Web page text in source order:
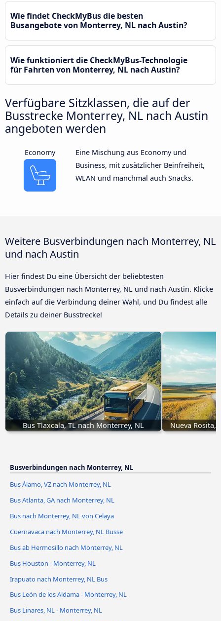
Wie findet CheckMyBus die besten
Busangebote von Monterrey, NL nach Austin?
Wie funktioniert die CheckMyBus-Technologie
für Fahrten von Monterrey, NL nach Austin?
Verfügbare Sitzklassen, die auf der
Busstrecke Monterrey, NL nach Austin
angeboten werden
Economy
Eine Mischung aus Economy und
Business, mit zusätzlicher Beinfreiheit,
WLAN und manchmal auch Snacks.
Weitere Busverbindungen nach Monterrey, NL
und nach Austin
Hier findest Du eine Übersicht der beliebtesten
Busverbindungen nach Monterrey, NL und nach Austin. Klicke
einfach auf die Verbindung deiner Wahl, und Du findest alle
Details zu deiner Busstrecke!
Bus Tlaxcala, TL nach Monterrey, NL Nueva Rosita,
Busverbindungen nach Monterrey, NL
Bus Álamo, VZ nach Monterrey, NL
Bus Atlanta, GA nach Monterrey, NL
Bus nach Monterrey, NL von Celaya
Cuernavaca nach Monterrey, NL Busse
Bus ab Hermosillo nach Monterrey, NL
Bus Houston - Monterrey, NL
Irapuato nach Monterrey, NL Bus
Bus León de los Aldama - Monterrey, NL
Bus Linares, NL - Monterrey, NL